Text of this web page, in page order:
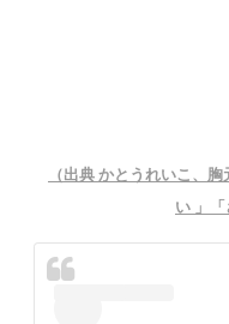
（出典 かとうれいこ、
い 」